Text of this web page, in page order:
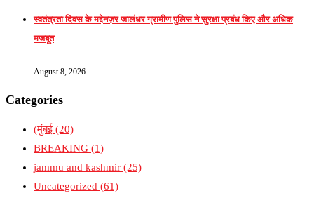
स्वतंत्रता दिवस के मद्देनज़र जालंधर ग्रामीण पुलिस ने सुरक्षा प्रबंध किए और अधिक
मजबूत
August 8, 2026
Categories
(मुंबई (20)
BREAKING (1)
jammu and kashmir (25)
Uncategorized (61)